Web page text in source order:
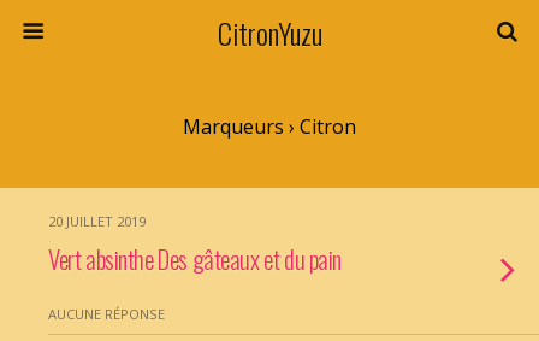
CitronYuzu
Marqueurs › Citron
20 JUILLET 2019
Vert absinthe Des gâteaux et du pain
AUCUNE RÉPONSE